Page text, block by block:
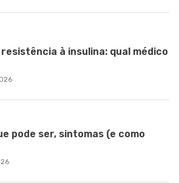
à insulina: qual médico
pode ser, sintomas (e como